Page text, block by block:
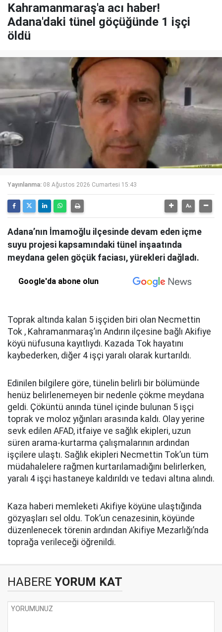
Kahramanmaraş'a acı haber!
Adana'daki tünel göçüğünde 1 işçi
öldü
Yayınlanma: 08 Ağustos 2026 Cumartesi 15:43
Adana’nın İmamoğlu ilçesinde devam eden içme
suyu projesi kapsamındaki tünel inşaatında
meydana gelen göçük faciası, yürekleri dağladı.
Google'da abone olun
Toprak altında kalan 5 işçiden biri olan Necmettin
Tok , Kahramanmaraş’ın Andırın ilçesine bağlı Akifiye
köyü nüfusuna kayıtlıydı. Kazada Tok hayatını
kaybederken, diğer 4 işçi yaralı olarak kurtarıldı.
Edinilen bilgilere göre, tünelin belirli bir bölümünde
henüz belirlenemeyen bir nedenle çökme meydana
geldi. Çöküntü anında tünel içinde bulunan 5 işçi
toprak ve moloz yığınları arasında kaldı. Olay yerine
sevk edilen AFAD, itfaiye ve sağlık ekipleri, uzun
süren arama-kurtarma çalışmalarının ardından
işçilere ulaştı. Sağlık ekipleri Necmettin Tok’un tüm
müdahalelere rağmen kurtarılamadığını belirlerken,
yaralı 4 işçi hastaneye kaldırıldı ve tedavi altına alındı.
Kaza haberi memleketi Akifiye köyüne ulaştığında
gözyaşları sel oldu. Tok’un cenazesinin, köyünde
düzenlenecek törenin ardından Akifiye Mezarlığı’nda
toprağa verileceği öğrenildi.
HABERE YORUM KAT